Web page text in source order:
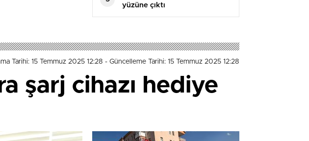
yüzüne çıktı
Tarihi: 15 Temmuz 2025 12:28 - Güncelleme Tarihi: 15 Temmuz 2025 12:28
şarj cihazı hediye